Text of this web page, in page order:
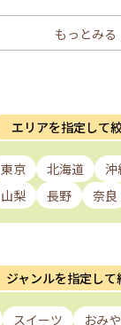
もっとみる
エリアを指定して
東京 北海道 沖
山梨 長野 奈良
ジャンルを指定して
スイーツ おみ